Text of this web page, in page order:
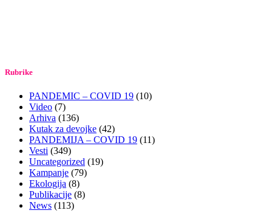
Rubrike
PANDEMIC – COVID 19 (10)
Video (7)
Arhiva (136)
Kutak za devojke (42)
PANDEMIJA – COVID 19 (11)
Vesti (349)
Uncategorized (19)
Kampanje (79)
Ekologija (8)
Publikacije (8)
News (113)